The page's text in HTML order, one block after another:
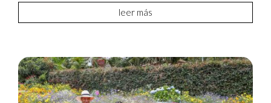
leer más